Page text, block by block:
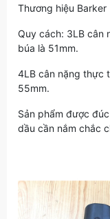
Thương hiệu Barker
Quy cách: 3LB cân
búa là 51mm.
4LB cân nặng thực
55mm.
Sản phẩm được
dầu cần nắm chắc